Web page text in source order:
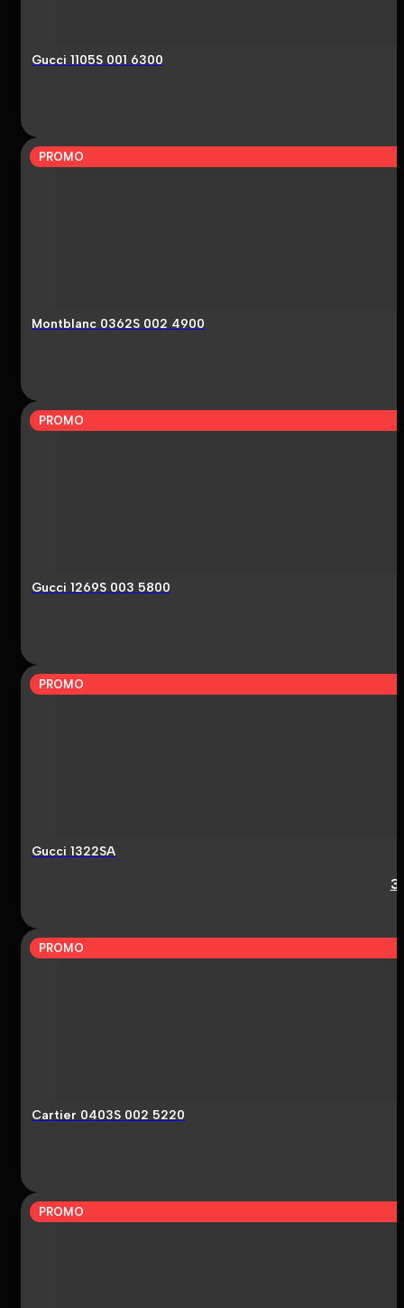
Gucci 1105S 001 6300
PROMO
Montblanc 0362S 002 4900
PROMO
Gucci 1269S 003 5800
PROMO
Gucci 1322SA
PROMO
Cartier 0403S 002 5220
PROMO